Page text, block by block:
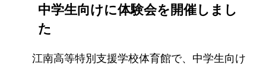
中学生向けに体験会を開催しまし
た
江南高等特別支援学校体育館で、中学生向け